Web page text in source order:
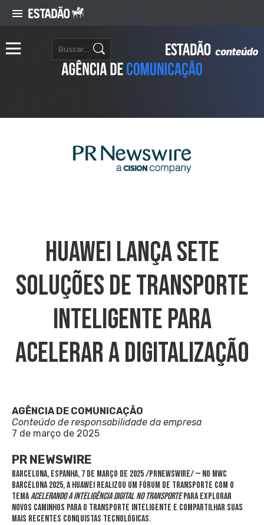
Huawei Lança Sete
Soluções De Transporte
Inteligente Para
Acelerar A Digitalização
AGÊNCIA DE COMUNICAÇÃO
Conteúdo de responsabilidade da empresa
7 de março de 2025
PR NEWSWIRE
BARCELONA, Espanha, 7 de março de 2025/PRNewswire/ — No MWC
Barcelona 2025, a Huawei realizou um fórum de transporte com o
temaAcelerando a inteligência digital no transportepara explorar
novos caminhos para o transporte inteligente e compartilhar suas
mais recentes conquistas tecnológicas.